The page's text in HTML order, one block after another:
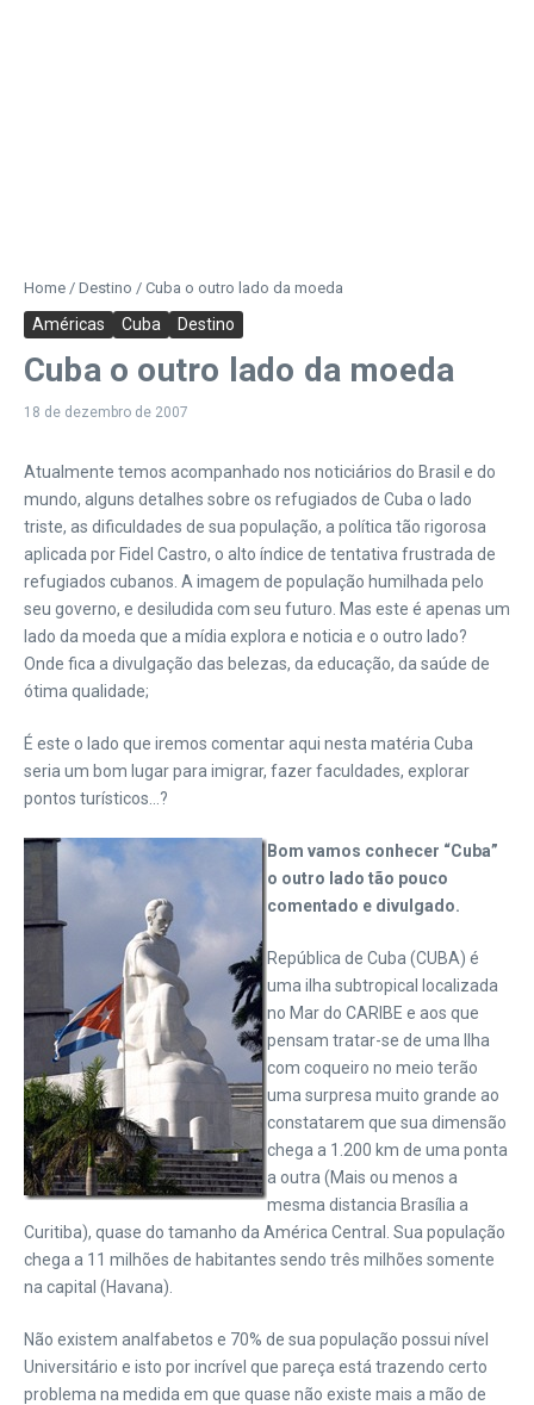
Home / Destino / Cuba o outro lado da moeda
Américas Cuba Destino
Cuba o outro lado da moeda
18 de dezembro de 2007
Atualmente temos acompanhado nos noticiários do Brasil e do
mundo, alguns detalhes sobre os refugiados de Cuba o lado
triste, as dificuldades de sua população, a política tão rigorosa
aplicada por Fidel Castro, o alto índice de tentativa frustrada de
refugiados cubanos. A imagem de população humilhada pelo
seu governo, e desiludida com seu futuro. Mas este é apenas um
lado da moeda que a mídia explora e noticia e o outro lado?
Onde fica a divulgação das belezas, da educação, da saúde de
ótima qualidade;
É este o lado que iremos comentar aqui nesta matéria Cuba
seria um bom lugar para imigrar, fazer faculdades, explorar
pontos turísticos…?
Bom vamos conhecer “Cuba”
o outro lado tão pouco
comentado e divulgado.
República de Cuba (CUBA) é
uma ilha subtropical localizada
no Mar do CARIBE e aos que
pensam tratar-se de uma Ilha
com coqueiro no meio terão
uma surpresa muito grande ao
constatarem que sua dimensão
chega a 1.200 km de uma ponta
a outra (Mais ou menos a
mesma distancia Brasília a
Curitiba), quase do tamanho da América Central. Sua população
chega a 11 milhões de habitantes sendo três milhões somente
na capital (Havana).
Não existem analfabetos e 70% de sua população possui nível
Universitário e isto por incrível que pareça está trazendo certo
problema na medida em que quase não existe mais a mão de